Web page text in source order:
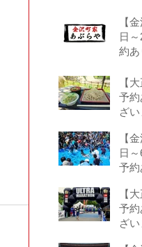
【
日
約あ
【
予
ざい
【
日
予約
【
予
ざい